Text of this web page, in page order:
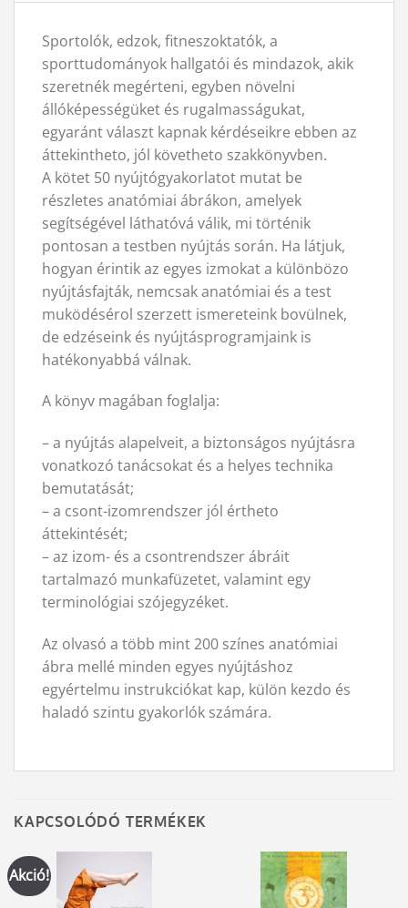
Sportolók, edzok, fitneszoktatók, a
sporttudományok hallgatói és mindazok, akik
szeretnék megérteni, egyben növelni
állóképességüket és rugalmasságukat,
egyaránt választ kapnak kérdéseikre ebben az
áttekintheto, jól követheto szakkönyvben.
A kötet 50 nyújtógyakorlatot mutat be
részletes anatómiai ábrákon, amelyek
segítségével láthatóvá válik, mi történik
pontosan a testben nyújtás során. Ha látjuk,
hogyan érintik az egyes izmokat a különbözo
nyújtásfajták, nemcsak anatómiai és a test
muködésérol szerzett ismereteink bovülnek,
de edzéseink és nyújtásprogramjaink is
hatékonyabbá válnak.
A könyv magában foglalja:
– a nyújtás alapelveit, a biztonságos nyújtásra
vonatkozó tanácsokat és a helyes technika
bemutatását;
– a csont-izomrendszer jól értheto
áttekintését;
– az izom- és a csontrendszer ábráit
tartalmazó munkafüzetet, valamint egy
terminológiai szójegyzéket.
Az olvasó a több mint 200 színes anatómiai
ábra mellé minden egyes nyújtáshoz
egyértelmu instrukciókat kap, külön kezdo és
haladó szintu gyakorlók számára.
KAPCSOLÓDÓ TERMÉKEK
Akció!